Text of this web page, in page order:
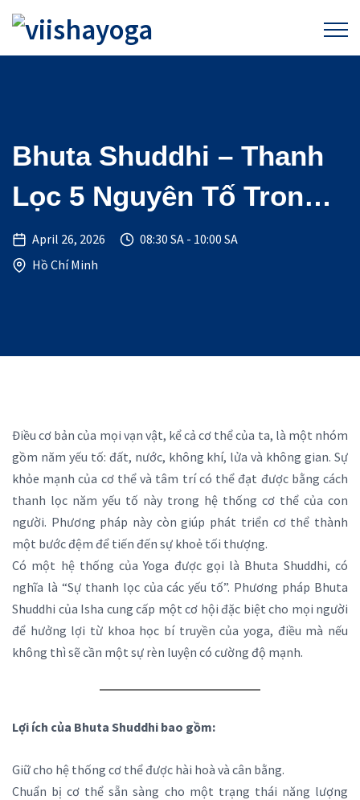
Bhuta Shuddhi – Thanh
Lọc 5 Nguyên Tố Trong
Cơ Thể
April 26, 2026
08:30 SA - 10:00 SA
Hồ Chí Minh
Điều cơ bản của mọi vạn vật, kể cả cơ thể của ta, là một nhóm
gồm năm yếu tố: đất, nước, không khí, lửa và không gian. Sự
khỏe mạnh của cơ thể và tâm trí có thể đạt được bằng cách
thanh lọc năm yếu tố này trong hệ thống cơ thể của con
người. Phương pháp này còn giúp phát triển cơ thể thành
một bước đệm để tiến đến sự khoẻ tối thượng.
Có một hệ thống của Yoga được gọi là Bhuta Shuddhi, có
nghĩa là “Sự thanh lọc của các yếu tố”. Phương pháp Bhuta
Shuddhi của Isha cung cấp một cơ hội đặc biệt cho mọi người
để hưởng lợi từ khoa học bí truyền của yoga, điều mà nếu
không thì sẽ cần một sự rèn luyện có cường độ mạnh.
Lợi ích của Bhuta Shuddhi bao gồm:
Giữ cho hệ thống cơ thể được hài hoà và cân bằng.
Chuẩn bị cơ thể sẵn sàng cho một trạng thái năng lượng